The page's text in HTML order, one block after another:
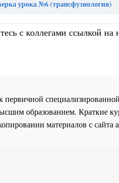
урока №6 (трансфузиология)
с коллегами ссылкой на
первичной
образованием. Краткие
материалов с сайта